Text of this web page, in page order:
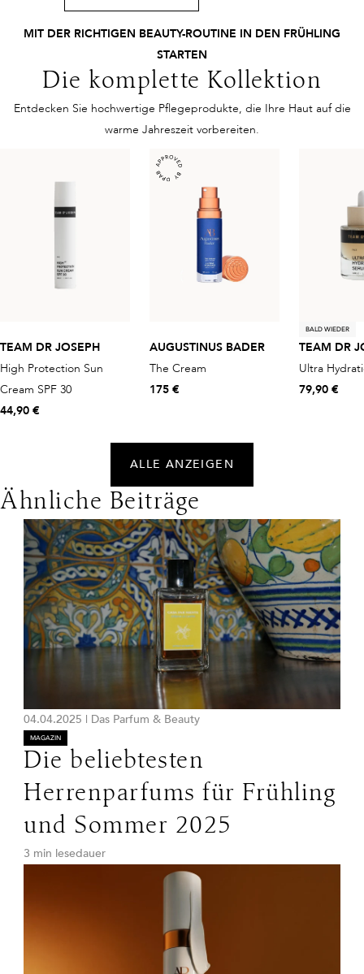
MIT DER RICHTIGEN BEAUTY-ROUTINE IN DEN FRÜHLING
STARTEN
Die komplette Kollektion
Entdecken Sie hochwertige Pflegeprodukte, die Ihre Haut auf die
warme Jahreszeit vorbereiten.
TEAM DR JOSEPH
High Protection Sun
Cream SPF 30
44,90 €
AUGUSTINUS BADER
The Cream
175 €
BALD WIEDER
TEAM DR
Ultra
79,90 €
ALLE ANZEIGEN
Ähnliche Beiträge
04.04.2025 | Das Parfum & Beauty
MAGAZIN
Die beliebtesten
Herrenparfums für Frühling
und Sommer 2025
3 min lesedauer